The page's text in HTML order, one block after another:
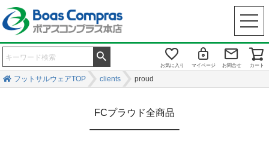
お気に入り マイページ お問合せ カート
フットサルウェアTOP clients proud
FCプラウド全商品